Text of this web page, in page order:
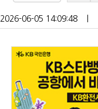
2026-06-05 14:09:48